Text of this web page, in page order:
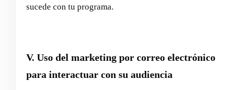
sucede con tu programa.
V. Uso del marketing por correo electrónico
para interactuar con su audiencia